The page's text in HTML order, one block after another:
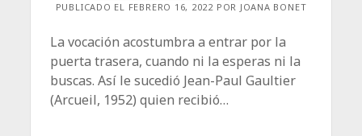
PUBLICADO EL FEBRERO 16, 2022 POR JOANA BONET
La vocación acostumbra a entrar por la
puerta trasera, cuando ni la esperas ni la
buscas. Así le sucedió Jean-Paul Gaultier
(Arcueil, 1952) quien recibió…